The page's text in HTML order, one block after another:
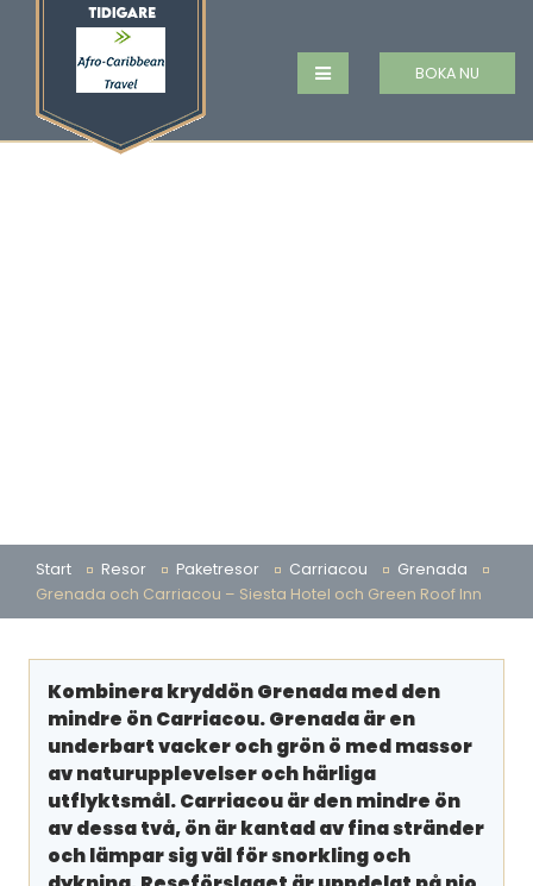
BOKA NU
Start Resor Paketresor Carriacou
Grenada
Grenada och Carriacou – Siesta Hotel och Green Roof Inn
Kombinera kryddön Grenada med den
mindre ön Carriacou. Grenada är en
underbart vacker och grön ö med massor
av naturupplevelser och härliga
utflyktsmål. Carriacou är den mindre ön
av dessa två, ön är kantad av fina stränder
och lämpar sig väl för snorkling och